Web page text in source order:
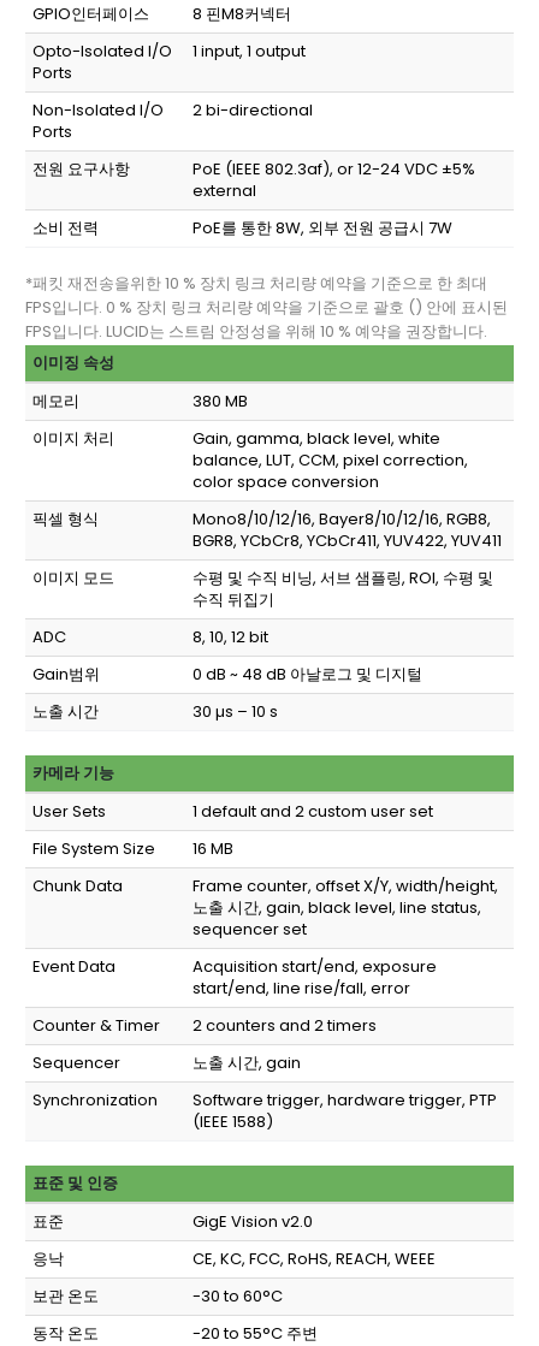
GPIO인터페이스
8 핀M8커넥터
Opto-Isolated I/O
Ports
1 input, 1 output
Non-Isolated I/O
Ports
2 bi-directional
전원 요구사항
PoE (IEEE 802.3af), or 12-24 VDC ±5%
external
소비 전력
PoE를 통한 8W, 외부 전원 공급시 7W
*패킷 재전송을위한 10 % 장치 링크 처리량 예약을 기준으로 한 최대
FPS입니다. 0 % 장치 링크 처리량 예약을 기준으로 괄호 () 안에 표시된
FPS입니다. LUCID는 스트림 안정성을 위해 10 % 예약을 권장합니다.
이미징 속성
메모리
380 MB
이미지 처리
Gain, gamma, black level, white
balance, LUT, CCM, pixel correction,
color space conversion
픽셀 형식
Mono8/10/12/16, Bayer8/10/12/16, RGB8,
BGR8, YCbCr8, YCbCr411, YUV422, YUV411
이미지 모드
수평 및 수직 비닝, 서브 샘플링, ROI, 수평 및
수직 뒤집기
ADC
8, 10, 12 bit
Gain범위
0 dB ~ 48 dB 아날로그 및 디지털
노출 시간
30 µs – 10 s
카메라 기능
User Sets
1 default and 2 custom user set
File System Size
16 MB
Chunk Data
Frame counter, offset X/Y, width/height,
노출 시간, gain, black level, line status,
sequencer set
Event Data
Acquisition start/end, exposure
start/end, line rise/fall, error
Counter & Timer
2 counters and 2 timers
Sequencer
노출 시간, gain
Synchronization
Software trigger, hardware trigger, PTP
(IEEE 1588)
표준 및 인증
표준
GigE Vision v2.0
응낙
CE, KC, FCC, RoHS, REACH, WEEE
보관 온도
-30 to 60°C
동작 온도
-20 to 55°C 주변